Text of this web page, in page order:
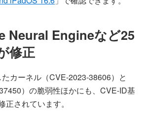
Neural Engineなど25
修正
カーネル（CVE-2023-38606）と
）の脆弱性ほかにも、CVE-ID基
されています。